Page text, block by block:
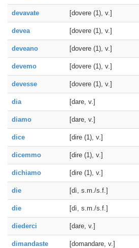
devavate [dovere (1), v.]
devea [dovere (1), v.]
deveano [dovere (1), v.]
devemo [dovere (1), v.]
devesse [dovere (1), v.]
dia [dare, v.]
diamo [dare, v.]
dice [dire (1), v.]
dicemmo [dire (1), v.]
dichiamo [dire (1), v.]
die [dì, s.m./s.f.]
die [dì, s.m./s.f.]
diederci [dare, v.]
dimandaste [domandare, v.]